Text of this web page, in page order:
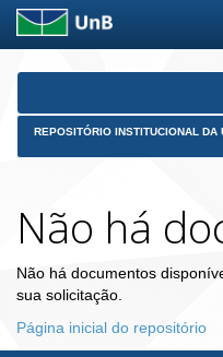
Skip
REPOSITÓRIO INSTITUCIONAL DA
Não há
Não há documentos
sua solicitação.
Página inicial do repositório